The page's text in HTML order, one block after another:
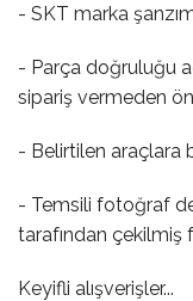
- SKT marka
- Parça doğruluğu
sipariş vermeden
- Belirtilen araçlara
- Temsili fotoğraf
tarafından çekilmiş
Keyifli alışverişler...